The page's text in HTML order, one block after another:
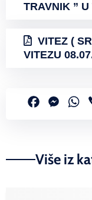
TRAVNIK ”
VITEZ (
VITEZU
Facebook
Više iz